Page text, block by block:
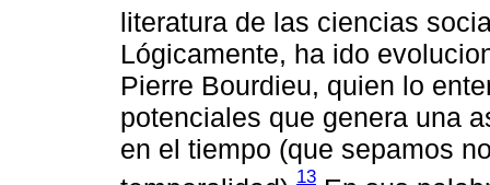
literatura de las ciencias
Lógicamente, ha ido
Pierre Bourdieu, quien lo
potenciales que genera una
en el tiempo (que sepamos
13